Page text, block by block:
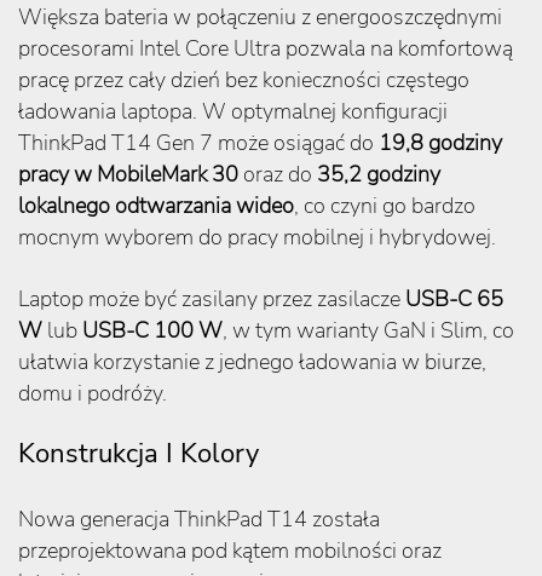
Większa bateria w połączeniu z energooszczędnymi
procesorami Intel Core Ultra pozwala na komfortową
pracę przez cały dzień bez konieczności częstego
ładowania laptopa. W optymalnej konfiguracji
ThinkPad T14 Gen 7 może osiągać do 19,8 godziny
pracy w MobileMark 30 oraz do 35,2 godziny
lokalnego odtwarzania wideo, co czyni go bardzo
mocnym wyborem do pracy mobilnej i hybrydowej.
Laptop może być zasilany przez zasilacze USB-C 65
W lub USB-C 100 W, w tym warianty GaN i Slim, co
ułatwia korzystanie z jednego ładowania w biurze,
domu i podróży.
Konstrukcja I Kolory
Nowa generacja ThinkPad T14 została
przeprojektowana pod kątem mobilności oraz